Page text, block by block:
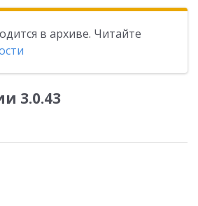
в архиве. Читайте
3.0.43